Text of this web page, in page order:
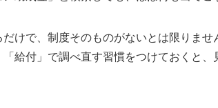
けで、制度そのものがないとは限りませ
給付」で調べ直す習慣をつけておくと、